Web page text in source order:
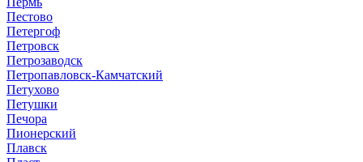
Пестово
Петергоф
Петровск
Петрозаводск
Петропавловск-Камчатский
Петухово
Петушки
Печора
Пионерский
Плавск